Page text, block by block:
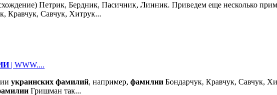
Петрик, Бердник, Пасичник, Линник. Приведем еще несколько
Кравчук, Савчук, Хитрук...
| WWW....
украинских фамилий, например, фамилии Бондарчук, Кравчук, Савчук,
Гришман так...